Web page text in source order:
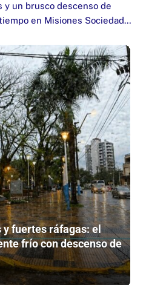
un brusco descenso de
en Misiones Sociedad…
fuertes ráfagas: el
frío con descenso de